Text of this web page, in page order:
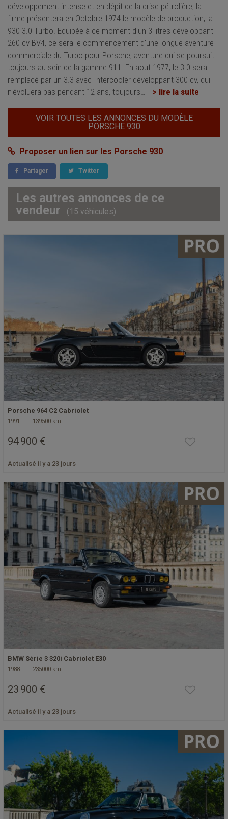
développement intense et en dépit de la crise pétrolière, la
firme présentera en Octobre 1974 le modèle de production, la
930 3.0 Turbo. Equipée à ce moment d'un 3 litres développant
260 cv BV4, ce sera le commencement d'une longue aventure
commerciale du Turbo pour Porsche, aventure qui se poursuit
toujours au sein de la gamme 911. En aout 1977, le 3.0 sera
remplacé par un 3.3 avec Intercooler développant 300 cv, qui
n'évoluera pas pendant 12 ans, toujours
> lire la suite
VOIR TOUTES LES ANNONCES DU MODÈLE
PORSCHE 930
Proposer un lien sur les Porsche 930
Partager Twitter
Les autres annonces de ce
vendeur
(15 véhicules)
Porsche 964 C2 Cabriolet
1991 139500 km
94 900 €
Actualisé il y a 23 jours
BMW Série 3 320i Cabriolet E30
1988 235000 km
23 900 €
Actualisé il y a 23 jours